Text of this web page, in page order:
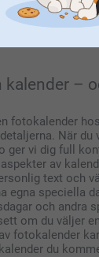
och
med en
kalender –
fotokalender
När du
ger vi dig full
av
text och
egna speciella
och andra
om du väljer
fotokalender
du